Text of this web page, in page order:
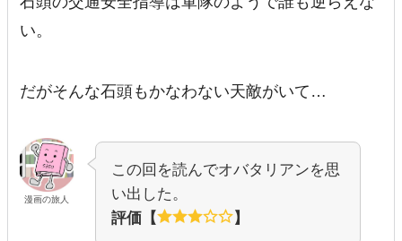
い。
だがそんな石頭もかなわない天敵がいて…
漫画の旅人
この回を読んでオバタリアンを思
い出した。
評価【
】